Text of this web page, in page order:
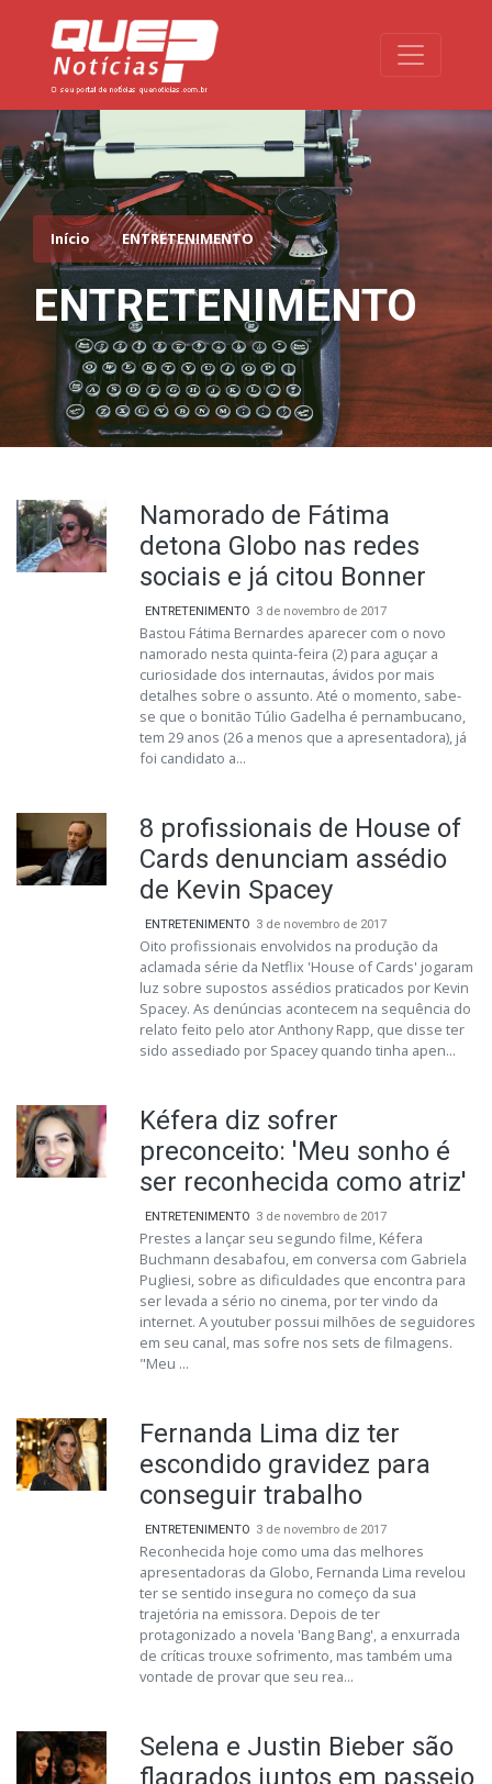
Toggle
Início ENTRETENIMENTO
ENTRETENIMENTO
Namorado de Fátima
detona Globo nas redes
sociais e já citou Bonner
ENTRETENIMENTO 3 de novembro de 2017
Bastou Fátima Bernardes aparecer com o novo
namorado nesta quinta-feira (2) para aguçar a
curiosidade dos internautas, ávidos por mais
detalhes sobre o assunto. Até o momento, sabe-
se que o bonitão Túlio Gadelha é pernambucano,
tem 29 anos (26 a menos que a apresentadora), já
foi candidato a...
8 profissionais de House of
Cards denunciam assédio
de Kevin Spacey
ENTRETENIMENTO 3 de novembro de 2017
Oito profissionais envolvidos na produção da
aclamada série da Netflix 'House of Cards' jogaram
luz sobre supostos assédios praticados por Kevin
Spacey. As denúncias acontecem na sequência do
relato feito pelo ator Anthony Rapp, que disse ter
sido assediado por Spacey quando tinha apen...
Kéfera diz sofrer
preconceito: 'Meu sonho é
ser reconhecida como atriz'
ENTRETENIMENTO 3 de novembro de 2017
Prestes a lançar seu segundo filme, Kéfera
Buchmann desabafou, em conversa com Gabriela
Pugliesi, sobre as dificuldades que encontra para
ser levada a sério no cinema, por ter vindo da
internet. A youtuber possui milhões de seguidores
em seu canal, mas sofre nos sets de filmagens.
"Meu ...
Fernanda Lima diz ter
escondido gravidez para
conseguir trabalho
ENTRETENIMENTO 3 de novembro de 2017
Reconhecida hoje como uma das melhores
apresentadoras da Globo, Fernanda Lima revelou
ter se sentido insegura no começo da sua
trajetória na emissora. Depois de ter
protagonizado a novela 'Bang Bang', a enxurrada
de críticas trouxe sofrimento, mas também uma
vontade de provar que seu rea...
Selena e Justin Bieber são
flagrados juntos em passeio